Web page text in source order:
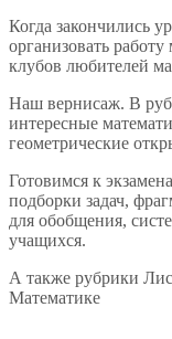
Когда закончились
организовать
клубов любителей
Наш вернисаж. В
интересные
геометрические
Готовимся к
подборки задач,
для обобщения,
учащихся.
А также рубрики
Математике